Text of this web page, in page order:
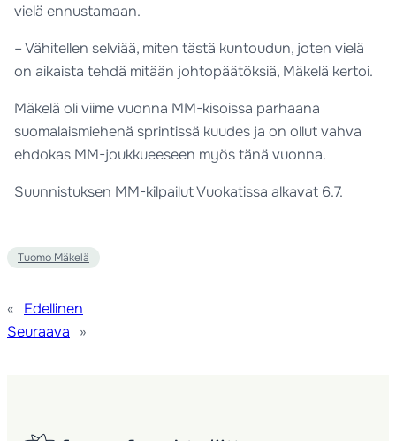
vielä ennustamaan.
– Vähitellen selviää, miten tästä kuntoudun, joten vielä
on aikaista tehdä mitään johtopäätöksiä, Mäkelä kertoi.
Mäkelä oli viime vuonna MM-kisoissa parhaana
suomalaismiehenä sprintissä kuudes ja on ollut vahva
ehdokas MM-joukkueeseen myös tänä vuonna.
Suunnistuksen MM-kilpailut Vuokatissa alkavat 6.7.
Tuomo Mäkelä
«
Edellinen
Seuraava
»